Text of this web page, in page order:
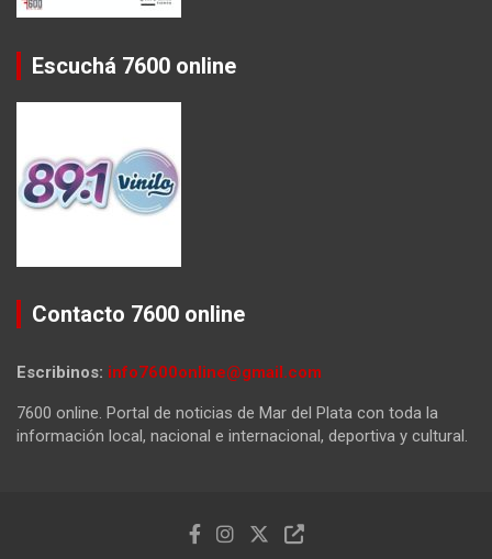
Escuchá 7600 online
Contacto 7600 online
Escribinos: info7600online@gmail.com
7600 online. Portal de noticias de Mar del Plata con toda la
información local, nacional e internacional, deportiva y cultural.